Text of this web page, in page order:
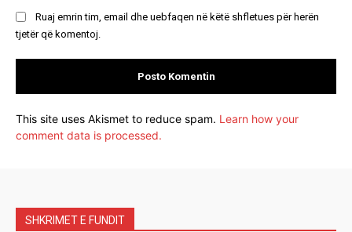
Ruaj emrin tim, email dhe uebfaqen në këtë shfletues për herën
tjetër që komentoj.
This site uses Akismet to reduce spam. Learn how your
comment data is processed.
SHKRIMET E FUNDIT